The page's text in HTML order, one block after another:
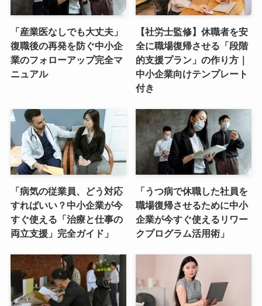
「産業医なしでも大丈夫」
復職後の再発を防ぐ中小企
業のフォローアップ完全マ
ニュアル
【社労士監修】休職者を安
全に職場復帰させる「段階
的支援プラン」の作り方｜
中小企業向けテンプレート
付き
「病気の従業員、どう対応
すればいい？中小企業が今
すぐ使える「治療と仕事の
両立支援」完全ガイド」
「うつ病で休職した社員を
職場復帰させるために中小
企業が今すぐ使えるリワー
クプログラム活用術」